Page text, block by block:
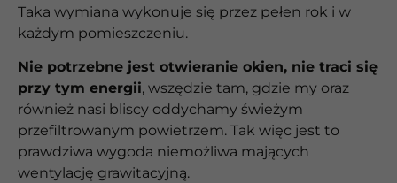
Taka wymiana wykonuje się przez pełen rok i w
każdym pomieszczeniu.
Nie potrzebne jest otwieranie okien, nie traci się
przy tym energii, wszędzie tam, gdzie my oraz
również nasi bliscy oddychamy świeżym
przefiltrowanym powietrzem. Tak więc jest to
prawdziwa wygoda niemożliwa mających
wentylację grawitacyjną.